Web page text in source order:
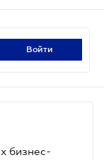
войти
бизнес-